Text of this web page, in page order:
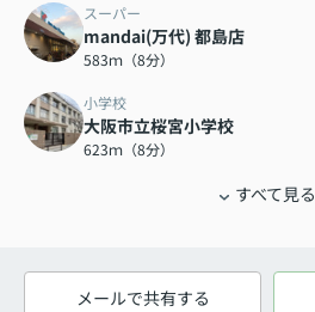
スーパー
mandai(万代) 都島店
583ｍ（8分）
小学校
大阪市立桜宮小学校
623ｍ（8分）
すべて見る
メールで共有する